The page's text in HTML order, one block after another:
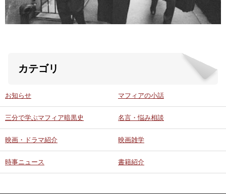
当店の紹介
お問い合わせ
カテゴリ
お知らせ マフィアの小話
三分で学ぶマフィア暗黒史 名言・悩み相談
映画・ドラマ紹介 映画雑学
時事ニュース 書籍紹介